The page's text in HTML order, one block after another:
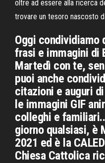
oltre ad essere alla ricerca
trovare un tesoro nascosto
Oggi condividiamo
frasi e immagini di
Martedì con te,
puoi anche
citazioni e auguri
le immagini GIF
colleghi e
giorno qualsiasi, è
2021 ed è la
Chiesa Cattolica